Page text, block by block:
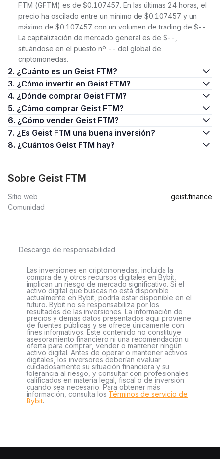
FTM (GFTM) es de $0.107457. En las últimas 24 horas, el
precio ha oscilado entre un mínimo de $0.107457 y un
máximo de $0.107457 con un volumen de trading de $--.
La capitalización de mercado general es de $--,
situándose en el puesto nº -- del global de
criptomonedas.
2. ¿Cuánto es un Geist FTM?
3. ¿Cómo invertir en Geist FTM?
4. ¿Dónde comprar Geist FTM?
5. ¿Cómo comprar Geist FTM?
6. ¿Cómo vender Geist FTM?
7. ¿Es Geist FTM una buena inversión?
8. ¿Cuántos Geist FTM hay?
Sobre Geist FTM
Sitio web
geist.finance
Comunidad
Descargo de responsabilidad
Las inversiones en criptomonedas, incluida la
compra de y otros recursos digitales en Bybit,
implican un riesgo de mercado significativo. Si el
activo digital que buscas no está disponible
actualmente en Bybit, podría estar disponible en el
futuro. Bybit no se responsabiliza por los
resultados de las inversiones. La información de
precios y demás datos presentados aquí proviene
de fuentes públicas y se ofrece únicamente con
fines informativos. Este contenido no constituye
asesoramiento financiero ni una recomendación u
oferta para comprar, vender o mantener ningún
activo digital. Antes de operar o mantener activos
digitales, los inversores deberían evaluar
cuidadosamente su situación financiera y su
tolerancia al riesgo, y consultar con profesionales
calificados en materia legal, fiscal o de inversión
cuando sea necesario. Para obtener más
información, consulta los Términos de servicio de
Bybit.